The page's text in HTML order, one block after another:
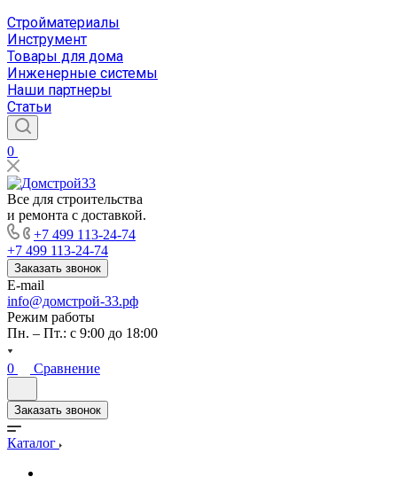
Стройматериалы
Инструмент
Товары для дома
Инженерные системы
Наши партнеры
Статьи
0
Все для строительства
и ремонта с доставкой.
+7 499 113-24-74
+7 499 113-24-74
Заказать звонок
E-mail
info@домстрой-33.рф
Режим работы
Пн. – Пт.: с 9:00 до 18:00
0 Сравнение
Заказать звонок
Каталог